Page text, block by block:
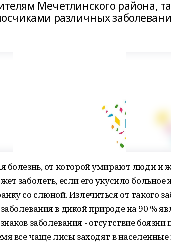
Мечетлинского района,
различных
болезнь, от которой умирают люди и
заболеть, если его укусило больное
со слюной. Излечиться от такого
в дикой природе на 90 %
заболевания - отсутствие боязни
все чаще лисы заходят в